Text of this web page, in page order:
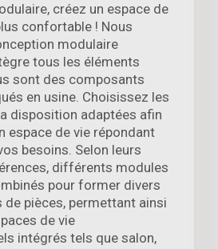
créez un espace de
confortable ! Nous
modulaire
tous les éléments
sont des composants
en usine. Choisissez les
disposition adaptées afin
espace de vie répondant
besoins. Selon leurs
différents modules
pour former divers
de pièces, permettant ainsi
de vie
intégrés tels que salon,